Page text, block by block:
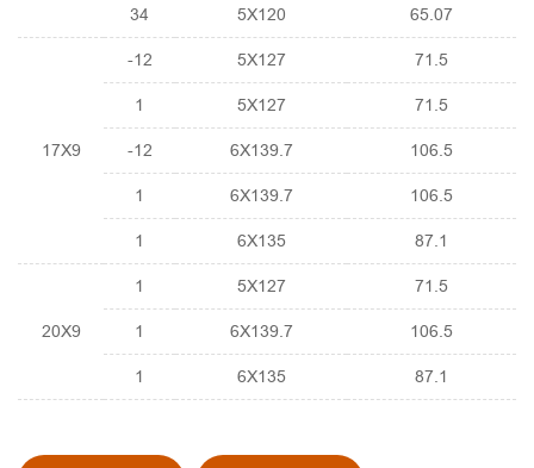
34
5X120 65.07
17X9
-12 5X127
71.5
1
5X127
71.5
-12
6X139.7
106.5
1
6X139.7
106.5
1
6X135 87.1
20X9
1 5X127
71.5
1
6X139.7
106.5
1
6X135 87.1